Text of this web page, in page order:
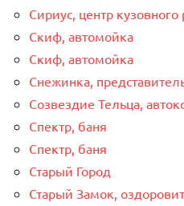
Сириус, центр
Скиф, автомойка
Скиф, автомойка
Снежинка,
Созвездие Тельца,
Спектр, баня
Спектр, баня
Старый Город
Старый Замок,